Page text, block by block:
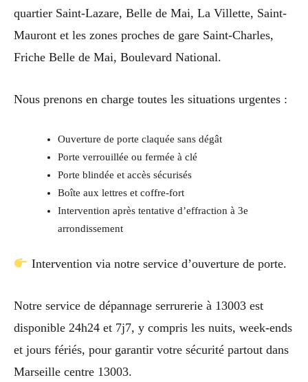
quartier Saint-Lazare, Belle de Mai, La Villette, Saint-
Mauront et les zones proches de gare Saint-Charles,
Friche Belle de Mai, Boulevard National.
Nous prenons en charge toutes les situations urgentes :
Ouverture de porte claquée sans dégât
Porte verrouillée ou fermée à clé
Porte blindée et accès sécurisés
Boîte aux lettres et coffre-fort
Intervention après tentative d’effraction à 3e
arrondissement
Intervention via notre service d’ouverture de porte.
Notre service de dépannage serrurerie à 13003 est
disponible 24h24 et 7j7, y compris les nuits, week-ends
et jours fériés, pour garantir votre sécurité partout dans
Marseille centre 13003.